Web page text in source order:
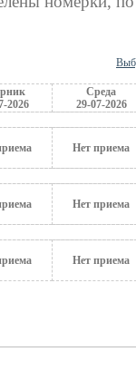
2026
Среда
29-07-2026
Нет приема
Нет приема
Нет приема